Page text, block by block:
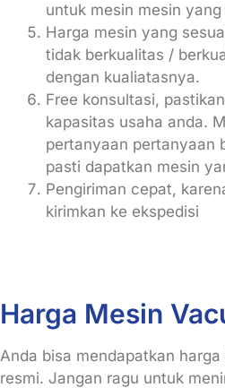
untuk mesin mesin
Harga mesin yang
tidak berkualitas /
dengan kualiatasnya.
Free konsultasi,
kapasitas usaha anda.
pertanyaan pertanyaan
pasti dapatkan mesin
Pengiriman cepat,
kirimkan ke ekspedisi
Harga Mesin
Anda bisa mendapatkan
resmi. Jangan ragu untuk